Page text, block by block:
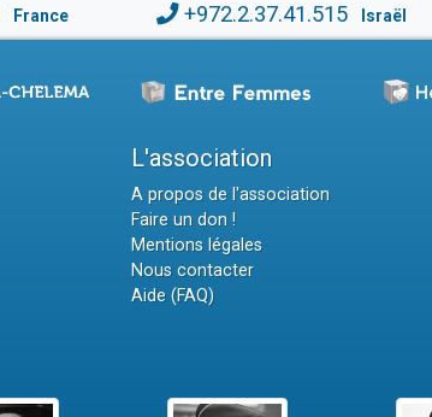
France +972.2.37.41.515 Israël
L'association
A propos de l'association
Faire un don !
Mentions légales
Nous contacter
Aide (FAQ)